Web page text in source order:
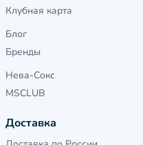
Клубная карта
Блог
Бренды
Нева-Сокс
MSCLUB
Доставка